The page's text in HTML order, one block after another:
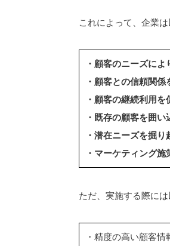
これによって、企業
・顧客のニーズに
・顧客との信頼関
・顧客の継続利用を
・既存の顧客を囲
・潜在ニーズを掘
・マーケティング
ただ、実施する際に
・精度の高い顧客